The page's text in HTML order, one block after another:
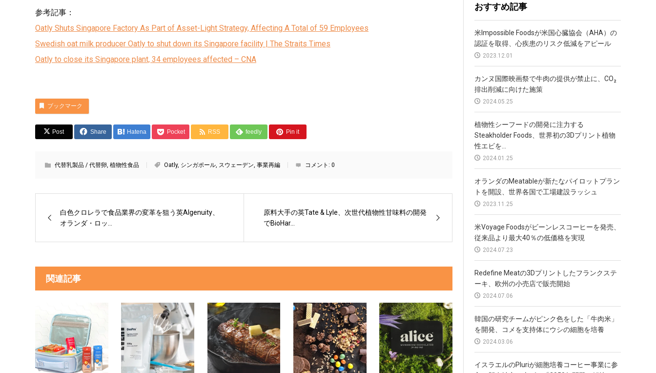
参考記事：
Oatly Shuts Singapore Factory As Part of Asset-Light Strategy, Affecting A Total of 59 Employees
Swedish oat milk producer Oatly to shut down its Singapore facility | The Straits Times
Oatly to close its Singapore plant, 34 employees affected – CNA
ブックマーク
Post Share Hatena Pocket RSS feedly Pin it
代替乳製品 / 代替卵, 植物性食品 Oatly, シンガポール, スウェーデン, 事業再編 コメント: 0
白色クロレラで食品業界の変革を狙う英Algenuity、
オランダ・ロッ...
原料大手の英Tate & Lyle、次世代植物性甘味料の開発
でBioHar...
関連記事
おすすめ記事
米Impossible Foodsが米国心臓協会（AHA）の
認証を取得、心疾患のリスク低減をアピール
2023.12.01
カンヌ国際映画祭で牛肉の提供が禁止に、CO₂
排出削減に向けた施策
2024.05.25
植物性シーフードの開発に注力する
Steakholder Foods、世界初の3Dプリント植物
性エビを...
2024.01.25
オランダのMeatableが新たなパイロットプラン
トを開設、世界各国で工場建設ラッシュ
2023.11.25
米Voyage Foodsがビーンレスコーヒーを発売、
従来品より最大40％の低価格を実現
2024.07.23
Redefine Meatの3Dプリントしたフランクステ
ーキ、欧州の小売店で販売開始
2024.07.06
韓国の研究チームがピンク色をした「牛肉米」
を開発、コメを支持体にウシの細胞を培養
2024.03.06
イスラエルのPluriが細胞培養コーヒー事業に参